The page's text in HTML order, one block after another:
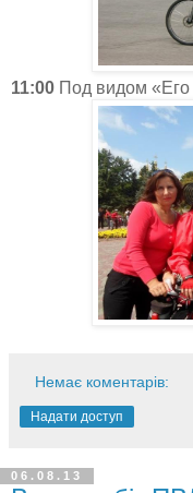
11:00 Под видом «Его
Немає коментарів:
Надати доступ
06.08.13